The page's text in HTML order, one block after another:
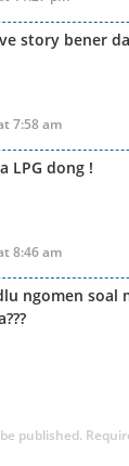
story bener
7:58 am
LPG dong !
8:46 am
ngomen soal
published.